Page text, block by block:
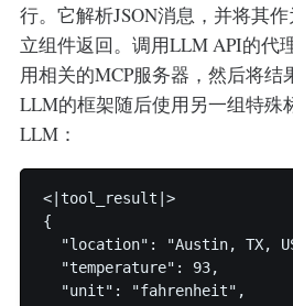
行。它解析JSON消息，并将其
立组件返回。调用LLM API的代
用相关的MCP服务器，然后将结
LLM的框架随后使用另一组特殊
LLM：
<|tool_result|>
{
"location": "Austin, TX,
  "temperature": 93,
  "unit": "fahrenheit",